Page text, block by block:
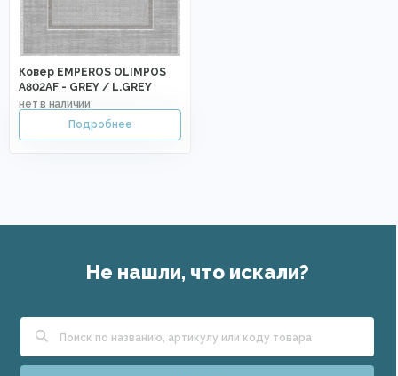
Ковер EMPEROS OLIMPOS
A802AF - GREY / L.GREY
Не нашли, что искали?